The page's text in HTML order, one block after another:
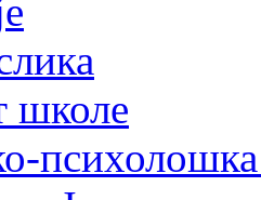
школе
психолошка